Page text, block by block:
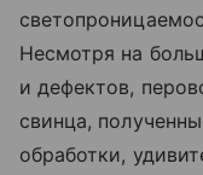
Несмотря на
и дефектов,
свинца,
обработки,